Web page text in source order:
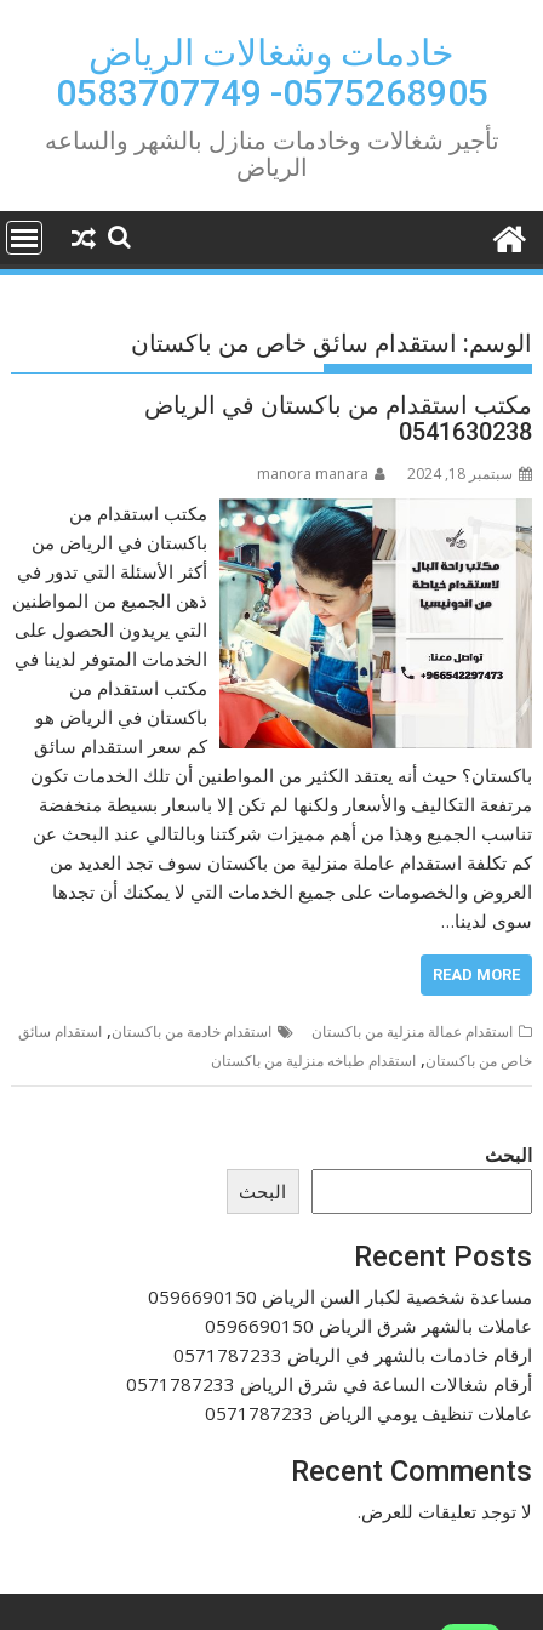
خادمات وشغالات الرياض
0575268905- 0583707749
تأجير شغالات وخادمات منازل بالشهر والساعه
الرياض
الوسم: استقدام سائق خاص من باكستان
مكتب استقدام من باكستان في الرياض
0541630238
سبتمبر 18, 2024 manora manara
مكتب استقدام من
باكستان في الرياض من
أكثر الأسئلة التي تدور في
ذهن الجميع من المواطنين
التي يريدون الحصول على
الخدمات المتوفر لدينا في
مكتب استقدام من
باكستان في الرياض هو
كم سعر استقدام سائق
باكستان؟ حيث أنه يعتقد الكثير من المواطنين أن تلك الخدمات تكون
مرتفعة التكاليف والأسعار ولكنها لم تكن إلا باسعار بسيطة منخفضة
تناسب الجميع وهذا من أهم مميزات شركتنا وبالتالي عند البحث عن
كم تكلفة استقدام عاملة منزلية من باكستان سوف تجد العديد من
العروض والخصومات على جميع الخدمات التي لا يمكنك أن تجدها
سوى لدينا…
READ MORE
استقدام عمالة منزلية من باكستان استقدام خادمة من باكستان,استقدام سائق
خاص من باكستان,استقدام طباخه منزلية من باكستان
البحث
البحث
Recent Posts
مساعدة شخصية لكبار السن الرياض 0596690150
عاملات بالشهر شرق الرياض 0596690150
ارقام خادمات بالشهر في الرياض 0571787233
أرقام شغالات الساعة في شرق الرياض 0571787233
عاملات تنظيف يومي الرياض 0571787233
Recent Comments
لا توجد تعليقات للعرض.